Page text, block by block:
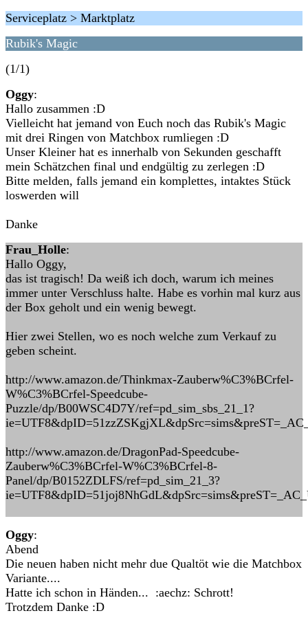
Serviceplatz > Marktplatz
Rubik's Magic
(1/1)
Oggy:
Hallo zusammen :D
Vielleicht hat jemand von Euch noch das Rubik's Magic
mit drei Ringen von Matchbox rumliegen :D
Unser Kleiner hat es innerhalb von Sekunden geschafft
mein Schätzchen final und endgültig zu zerlegen :D
Bitte melden, falls jemand ein komplettes, intaktes Stück
loswerden will
Danke
Frau_Holle:
Hallo Oggy,
das ist tragisch! Da weiß ich doch, warum ich meines
immer unter Verschluss halte. Habe es vorhin mal kurz aus
der Box geholt und ein wenig bewegt.
Hier zwei Stellen, wo es noch welche zum Verkauf zu
geben scheint.
http://www.amazon.de/Thinkmax-Zauberw%C3%BCrfel-
W%C3%BCrfel-Speedcube-
Puzzle/dp/B00WSC4D7Y/ref=pd_sim_sbs_21_1?
http://www.amazon.de/DragonPad-Speedcube-
Zauberw%C3%BCrfel-W%C3%BCrfel-8-
Panel/dp/B0152ZDLFS/ref=pd_sim_21_3?
Oggy:
Abend
Die neuen haben nicht mehr due Qualtöt wie die Matchbox
Variante....
Hatte ich schon in Händen... :aechz: Schrott!
Trotzdem Danke :D